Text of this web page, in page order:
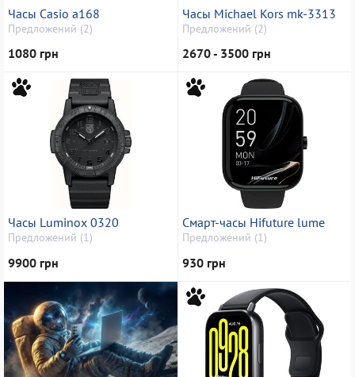
Часы Casio a168
Предложений (2)
1080 грн
Часы Michael Kors mk-3313
Предложений (2)
2670 - 3500 грн
Часы Luminox 0320
Предложений (1)
9900 грн
Смарт-часы Hifuture lume
Предложений (1)
930 грн